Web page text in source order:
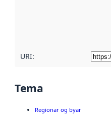
URI:
Tema
Regionar og byar